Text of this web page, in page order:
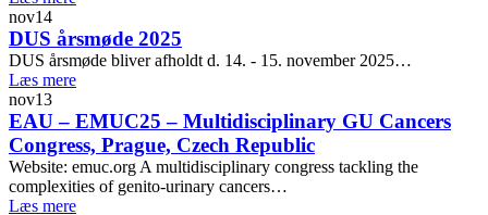
nov14
DUS årsmøde 2025
DUS årsmøde bliver afholdt d. 14. - 15. november 2025…
Læs mere
nov13
EAU – EMUC25 – Multidisciplinary GU Cancers
Congress, Prague, Czech Republic
Website: emuc.org A multidisciplinary congress tackling the
complexities of genito-urinary cancers…
Læs mere